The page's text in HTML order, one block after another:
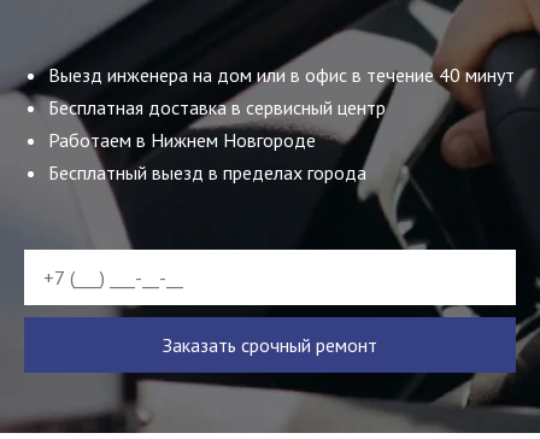
Выезд инженера на дом или в офис в течение 40 минут
Бесплатная доставка в сервисный центр
Работаем в Нижнем Новгороде
Бесплатный выезд в пределах города
Заказать срочный ремонт